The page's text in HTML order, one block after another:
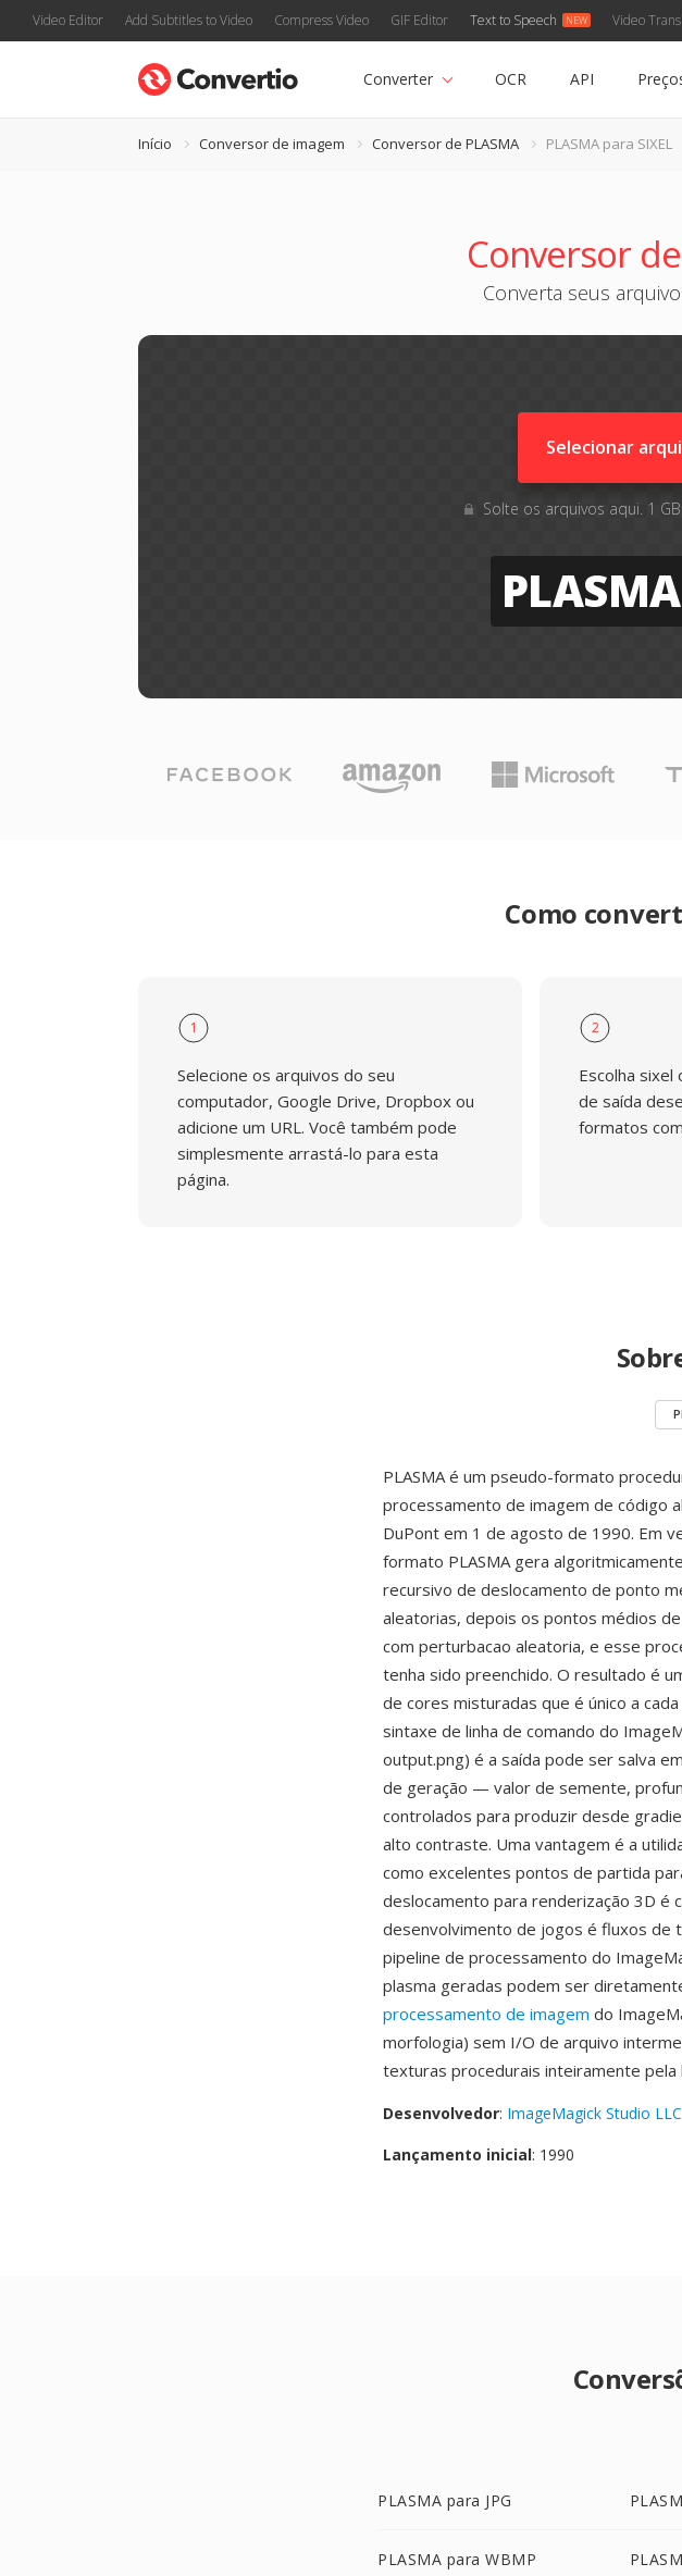
Video Editor Add Subtitles to Video Compress Video GIF Editor Text to Speech Video
Converter OCR API
Início Conversor de imagem Conversor de PLASMA PLASMA para SIXEL
Conversor
Converta seus
Selecionar
Solte os arquivos aqui. 1
PLASMA
Como
1
Selecione os arquivos do seu
computador, Google Drive, Dropbox ou
adicione um URL. Você também pode
simplesmente arrastá-lo para esta
página.
2
Escolha
de saída
formatos
PLASMA é um pseudo-formato
processamento de imagem de código
DuPont em 1 de agosto de 1990. Em
formato PLASMA gera
recursivo de deslocamento de ponto
aleatorias, depois os pontos médios
com perturbacao aleatoria, e esse
tenha sido preenchido. O resultado é
de cores misturadas que é único a
sintaxe de linha de comando do
output.png) é a saída pode ser salva
de geração — valor de semente,
controlados para produzir desde
alto contraste. Uma vantagem é a
como excelentes pontos de partida
deslocamento para renderização 3D é
desenvolvimento de jogos é fluxos de
pipeline de processamento do
plasma geradas podem ser
processamento de imagem do
morfologia) sem I/O de arquivo
texturas procedurais inteiramente pela
Desenvolvedor: ImageMagick Studio LLC
Lançamento inicial: 1990
PLASMA para JPG
PLASMA para WBMP